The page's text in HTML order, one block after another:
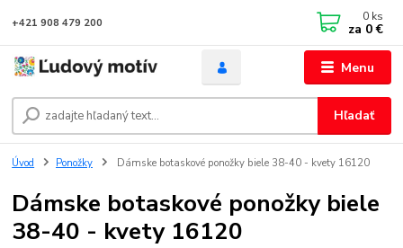
Menu
Hľadať
+421 908 479 200 0 ks
za 0 €
Úvod Ponožky Dámske botaskové ponožky biele 38-40 - kvety 16120
Dámske botaskové ponožky biele
38-40 - kvety 16120